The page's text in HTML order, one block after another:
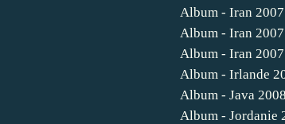
Album - Iran
Album - Iran
Album - Iran
Album - Irlande
Album - Java 2008
Album - Jordanie